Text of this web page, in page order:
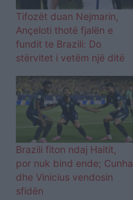
Tifozët duan Nejmarin,
Ançeloti thotë fjalën e
fundit te Brazili: Do
stërvitet i vetëm një ditë
Brazili fiton ndaj Haitit,
por nuk bind ende; Cunha
dhe Vinicius vendosin
sfidën